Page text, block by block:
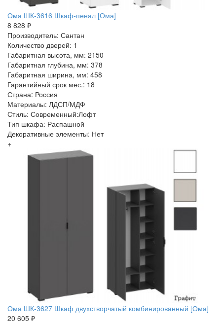
Ома ШК-3616 Шкаф-пенал [Ома]
8 828 ₽
Производитель: Сантан
Количество дверей: 1
Габаритная высота, мм: 2150
Габаритная глубина, мм: 378
Габаритная ширина, мм: 458
Гарантийный срок мес.: 18
Страна: Россия
Материалы: ЛДСП/МДФ
Стиль: Современный:Лофт
Тип шкафа: Распашной
Декоративные элементы: Нет
+
Ома ШК-3627 Шкаф двухстворчатый комбинированный [Ома]
20 605 ₽